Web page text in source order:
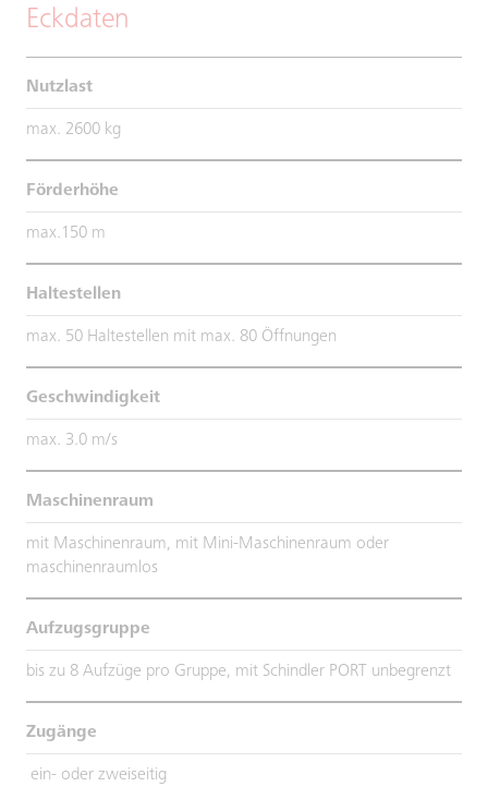
Eckdaten
Nutzlast
max. 2600 kg
Förderhöhe
max.150 m
Haltestellen
max. 50 Haltestellen mit max. 80 Öffnungen
Geschwindigkeit
max. 3.0 m/s
Maschinenraum
mit Maschinenraum, mit Mini-Maschinenraum oder
maschinenraumlos
Aufzugsgruppe
bis zu 8 Aufzüge pro Gruppe, mit Schindler PORT unbegrenzt
Zugänge
ein- oder zweiseitig